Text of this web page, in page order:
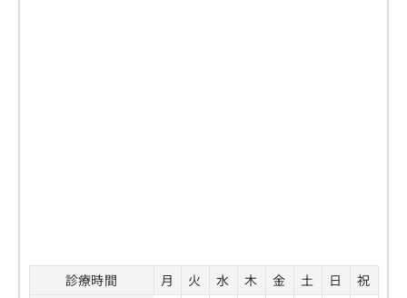
診療時間 月 火 水 木 金 土 日
祝